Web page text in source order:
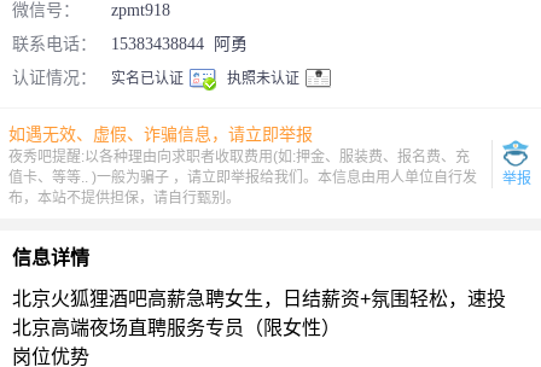
微信号：
zpmt918
联系电话：
15383438844 阿勇
认证情况：
实名已认证 执照未认证
如遇无效、虚假、诈骗信息，请立即举报
夜秀吧提醒:以各种理由向求职者收取费用(如:押金、服装费、报名费、充
值卡、等等.. )一般为骗子 ，请立即举报给我们。本信息由用人单位自行发
布，本站不提供担保，请自行甄别。
举报
信息详情
北京火狐狸酒吧高薪急聘女生，日结薪资+氛围轻松，速投
北京高端夜场直聘服务专员（限女性）
岗位优势